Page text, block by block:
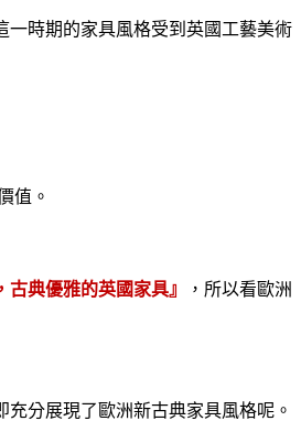
一時期的家具風格受到英國工藝美術
值。
典優雅的英國家具』
，所以看歐洲
充分展現了歐洲新古典家具風格呢。